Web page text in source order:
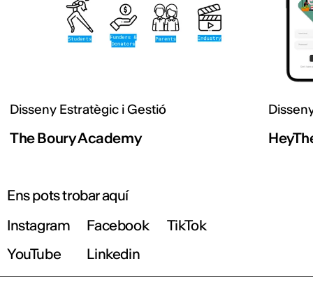
Disseny Estratègic i Gestió
The Boury Academy
Ens pots trobar aquí
Instagram
Facebook
TikTok
YouTube
Linkedin